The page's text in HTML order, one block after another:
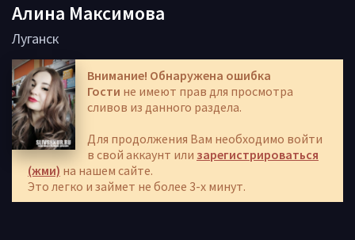
Алина Максимова
Луганск
Внимание! Обнаружена ошибка
Гости не имеют прав для просмотра
сливов из данного раздела.
Для продолжения Вам необходимо войти
в свой аккаунт или зарегистрироваться
(жми) на нашем сайте.
Это легко и займет не более 3-х минут.